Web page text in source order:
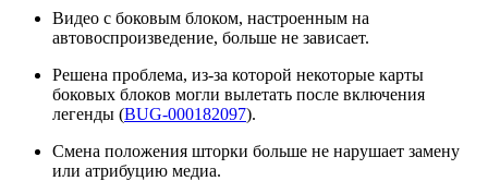
Видео с боковым блоком, настроенным на
автовоспроизведение, больше не зависает.
Решена проблема, из-за которой некоторые карты
боковых блоков могли вылетать после включения
легенды (BUG-000182097).
Смена положения шторки больше не нарушает замену
или атрибуцию медиа.